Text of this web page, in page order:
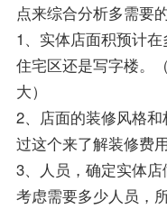
点来综合分析多需要的
1、实体店面积预计
住宅区还是写字楼。
大）
2、店面的装修风格
过这个来了解装修费用
3、人员，确定实体
考虑需要多少人员，